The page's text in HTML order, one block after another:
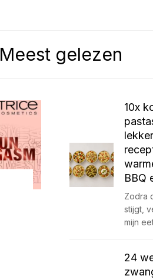
Meest gelezen
10x
BBQ
Zodra
stijgt,
mijn
24